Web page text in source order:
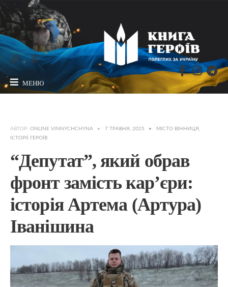
МЕНЮ
АВТОР: ONLINE VINNYCHCHYNA • 7 ТРАВНЯ, 2025 • МІСТО ВІННИЦЯ ,
ІСТОРІЇ ГЕРОЇВ
“Депутат”, який обрав
фронт замість кар’єри:
історія Артема (Артура)
Іванішина